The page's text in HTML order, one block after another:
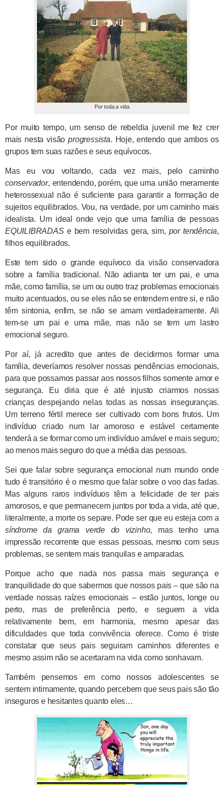
Por toda a vida
Por muito tempo, um senso de rebeldia juvenil me fez crer
mais nesta visãoprogressista. Hoje, entendo que ambos os
grupos tem suas razões e seus equívocos.
Mas eu vou voltando, cada vez mais, pelo caminho
conservador, entendendo, porém, que uma união meramente
heterossexual não é suficiente para garantir a formação de
sujeitos equilibrados. Vou, na verdade, por um caminho mais
idealista. Um ideal onde vejo que uma família de pessoas
EQUILIBRADASe bem resolvidas gera, sim, por tendência,
filhos equilibrados.
Este tem sido o grande equívoco da visão conservadora
sobre a família tradicional. Não adianta ter um pai, e uma
mãe, como família, se um ou outro traz problemas emocionais
muito acentuados, ou se eles não se entendem entre si, e não
têm sintonia, enfim, se não se amam verdadeiramente. Ali
tem-se um pai e uma mãe, mas não se tem um lastro
emocional seguro.
Por aí, já acredito que antes de decidirmos formar uma
família, deveríamos resolver nossas pendências emocionais,
para que possamos passar aos nossos filhos somente amor e
segurança. Eu diria que é até injusto criarmos nossas
crianças despejando nelas todas as nossas inseguranças.
Um terreno fértil merece ser cultivado com bons frutos. Um
indivíduo criado num lar amoroso e estável certamente
tenderá a se formar como um indivíduo amável e mais seguro;
ao menos mais seguro do que a média das pessoas.
Sei que falar sobre segurança emocional num mundo onde
tudo é transitório é o mesmo que falar sobre o voo das fadas.
Mas alguns raros indivíduos têm a felicidade de ter pais
amorosos, e que permanecem juntos por toda a vida, até que,
literalmente, a morte os separe. Pode ser que eu esteja com a
síndrome da grama verde do vizinho, mas tenho uma
impressão recorrente que essas pessoas, mesmo com seus
problemas, se sentem mais tranquilas e amparadas.
Porque acho que nada nos passa mais segurança e
tranquilidade do que sabermos que nossos pais – que são na
verdade nossas raízes emocionais – estão juntos, longe ou
perto, mas de preferência perto, e seguem a vida
relativamente bem, em harmonia, mesmo apesar das
dificuldades que toda convivência oferece. Como é triste
constatar que seus pais seguiram caminhos diferentes e
mesmo assim não se acertaram na vida como sonhavam.
Também pensemos em como nossos adolescentes se
sentem intimamente, quando percebem que seus pais são tão
inseguros e hesitantes quanto eles…